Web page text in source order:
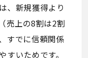
、新規獲得より
売上の8割は2割
すでに信頼関係
いためです。